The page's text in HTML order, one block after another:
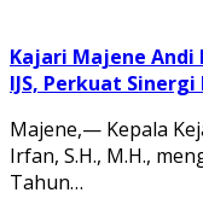
Kajari Majene Andi
IJS, Perkuat
Majene,— Kepala
Irfan, S.H., M.H.,
Tahun…